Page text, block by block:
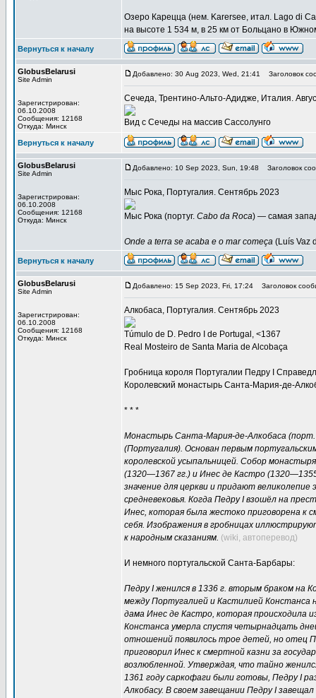
Озеро Карецца (нем. Karersee, итал. Lago di
на высоте 1 534 м, в 25 км от Больцано в
Вернуться к началу
GlobusBelarusi
Site Admin
Зарегистрирован:
06.10.2008
Сообщения: 12168
Откуда: Минск
Добавлено: 30 Aug 2023, Wed, 21:41 Заголовок
Сечеда, Трентино-Альто-Адидже, Италия.
Вид с Сечеды на массив Сассолунго
Вернуться к началу
GlobusBelarusi
Site Admin
Зарегистрирован:
06.10.2008
Сообщения: 12168
Откуда: Минск
Добавлено: 10 Sep 2023, Sun, 19:48 Заголовок
Мыс Рока, Португалия. Сентябрь 2023
Мыс Рока (португ. Cabo da Roca) — самая
Onde a terra se acaba e o mar começa (Luís Vaz
Вернуться к началу
GlobusBelarusi
Site Admin
Зарегистрирован:
06.10.2008
Сообщения: 12168
Откуда: Минск
Добавлено: 15 Sep 2023, Fri, 17:24 Заголовок
Алкобаса, Португалия. Сентябрь 2023
Túmulo de D. Pedro I de Portugal, <1367
Real Mosteiro de Santa Maria de Alcobaça
Гробница короля Португалии Педру I
Королевский монастырь Санта-Мария-де-
* * *
Монастырь Санта-Мария-де-Алкобаса (порт.
(Португалия). Основан первым
королевской усыпальницей. Собор
(1320—1367 гг.) и Инес де Кастро
значение для церкви и придают
средневековья. Когда Педру I взошёл на
Инес, которая была жестоко приговорена к
себя. Изображения в гробницах
к народным сказаниям. (wiki, автоперевод)
И немного португальской Санта-Барбары:
Педру I женился в 1336 г. вторым браком на
между Португалией и Кастилией Констанса
дама Инес де Кастро, которая происходила
Констанса умерла спустя четырнадцать
отношений появилось трое детей, но отец
приговорил Инес к смертной казни за
возлюбленной. Утверждая, что тайно
1361 году саркофаги были готовы, Педру I
Алкобасу. В своем завещании Педру I